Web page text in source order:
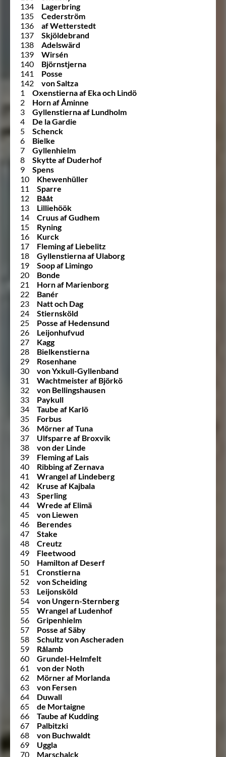
134
Lagerbring
135
Cederström
136
af Wetterstedt
137
Skjöldebrand
138
Adelswärd
139
Wirsén
140
Björnstjerna
141
Posse
142
von Saltza
1
Oxenstierna af Eka och Lindö
2
Horn af Åminne
3
Gyllenstierna af Lundholm
4
De la Gardie
5
Schenck
6
Bielke
7
Gyllenhielm
8
Skytte af Duderhof
9
Spens
10
Khewenhüller
11
Sparre
12
Bååt
13
Lilliehöök
14
Cruus af Gudhem
15
Ryning
16
Kurck
17
Fleming af Liebelitz
18
Gyllenstierna af Ulaborg
19
Soop af Limingo
20
Bonde
21
Horn af Marienborg
22
Banér
23
Natt och Dag
24
Stiernsköld
25
Posse af Hedensund
26
Leijonhufvud
27
Kagg
28
Bielkenstierna
29
Rosenhane
30
von Yxkull-Gyllenband
31
Wachtmeister af Björkö
32
von Bellingshausen
33
Paykull
34
Taube af Karlö
35
Forbus
36
Mörner af Tuna
37
Ulfsparre af Broxvik
38
von der Linde
39
Fleming af Lais
40
Ribbing af Zernava
41
Wrangel af Lindeberg
42
Kruse af Kajbala
43
Sperling
44
Wrede af Elimä
45
von Liewen
46
Berendes
47
Stake
48
Creutz
49
Fleetwood
50
Hamilton af Deserf
51
Cronstierna
52
von Scheiding
53
Leijonsköld
54
von Ungern-Sternberg
55
Wrangel af Ludenhof
56
Gripenhielm
57
Posse af Säby
58
Schultz von Ascheraden
59
Rålamb
60
Grundel-Helmfelt
61
von der Noth
62
Mörner af Morlanda
63
von Fersen
64
Duwall
65
de Mortaigne
66
Taube af Kudding
67
Palbitzki
68
von Buchwaldt
69
Uggla
70
Marschalck